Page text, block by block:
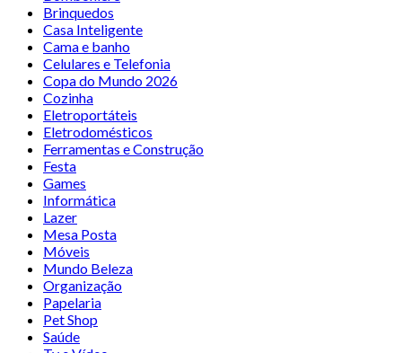
Brinquedos
Casa Inteligente
Cama e banho
Celulares e Telefonia
Copa do Mundo 2026
Cozinha
Eletroportáteis
Eletrodomésticos
Ferramentas e Construção
Festa
Games
Informática
Lazer
Mesa Posta
Móveis
Mundo Beleza
Organização
Papelaria
Pet Shop
Saúde